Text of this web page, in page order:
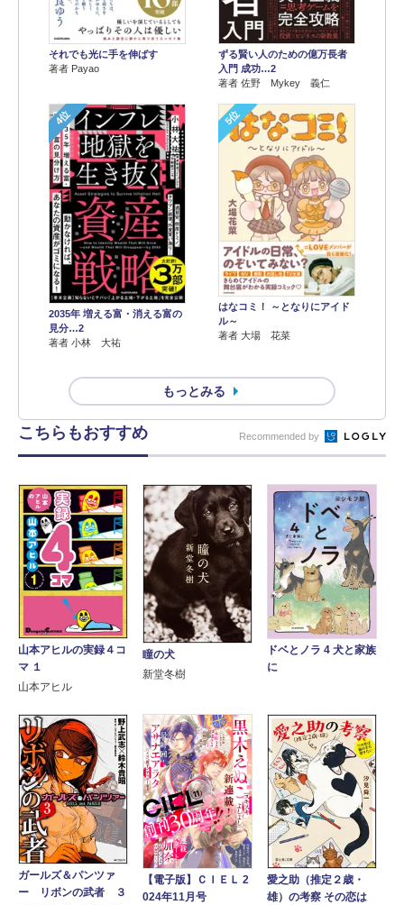
それでも光に手を伸ばす
著者 Payao
ずる賢い人のための億万長者
入門 成功…2
著者 佐野 Mykey 義仁
4位
2035年 増える富・消える富の
見分…2
著者 小林 大祐
5位
はなコミ！ ～となりにアイド
ル～
著者 大場 花菜
もっとみる
こちらもおすすめ Recommended by
山本アヒルの実録４コ
マ １
山本アヒル
瞳の犬
新堂冬樹
ドベとノラ 4 犬と家族
に
ガールズ＆パンツァ
ー リボンの武者 ３
【電子版】ＣＩＥＬ 2
024年11月号
愛之助（推定２歳・
雄）の考察 その恋は